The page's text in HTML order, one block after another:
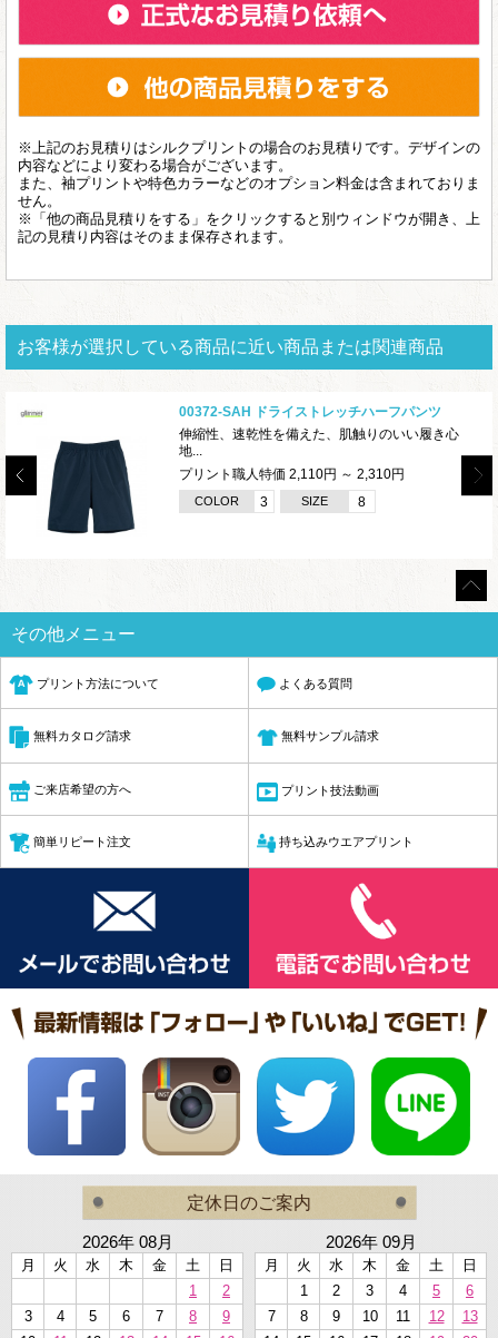
※上記のお見積りはシルクプリントの場合のお見積りです。デザインの
内容などにより変わる場合がございます。
また、袖プリントや特色カラーなどのオプション料金は含まれておりま
せん。
※「他の商品見積りをする」をクリックすると別ウィンドウが開き、上
記の見積り内容はそのまま保存されます。
お客様が選択している商品に近い商品または関連商品
00372-SAH ドライストレッチハーフパンツ
伸縮性、速乾性を備えた、肌触りのいい履き心
地...
プリント職人特価 2,110円 ～ 2,310円
COLOR 3 SIZE 8
その他メニュー
プリント方法について よくある質問
無料カタログ請求 無料サンプル請求
ご来店希望の方へ プリント技法動画
簡単リピート注文 持ち込みウエアプリント
定休日のご案内
2026年 08月
月 火 水 木 金 土
日
1
2
3
4 5 6 7 8
9
2026年 09月
月 火 水 木 金 土
日
1
2 3 4 5
6
7
8 9 10 11 12
13